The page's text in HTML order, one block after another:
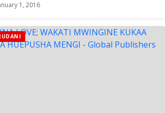
1, 2016